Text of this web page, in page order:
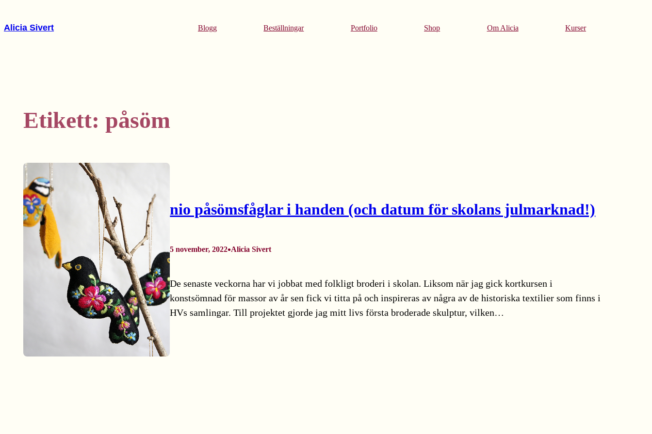
till
Alicia Sivert Blogg Beställningar Portfolio Shop Om Alicia Kurser
Etikett: påsöm
nio påsömsfåglar i handen (och datum för skolans julmarknad!)
5 november, 2022•Alicia Sivert
De senaste veckorna har vi jobbat med folkligt broderi i skolan. Liksom när jag gick kortkursen i
konstsömnad för massor av år sen fick vi titta på och inspireras av några av de historiska textilier som finns i
HVs samlingar. Till projektet gjorde jag mitt livs första broderade skulptur, vilken…